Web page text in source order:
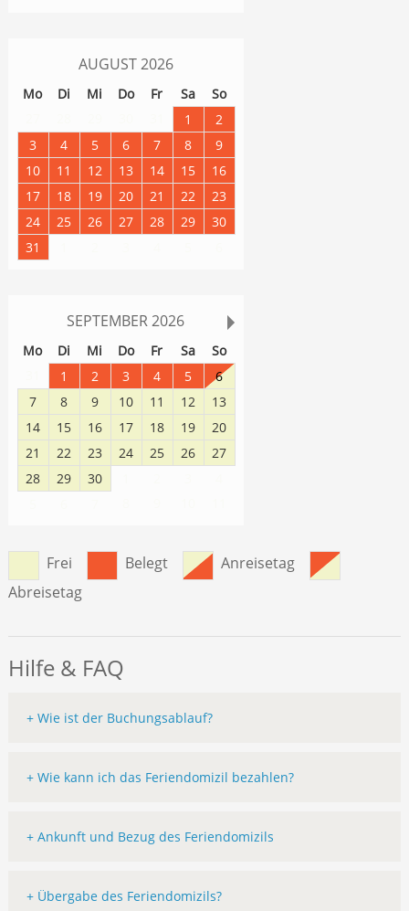
AUGUST2026
Mo Di Mi Do Fr Sa
So
1
2
3
4 5 6 7 8
9
10
11 12 13 14 15
16
17
18 19 20 21 22
23
24
25 26 27 28 29
30
31
SEPTEMBER 2026
Mo Di Mi Do Fr Sa
So
1 2 3 4 5
6
7
8 9 10 11 12
13
14
15 16 17 18 19
20
21
22 23 24 25 26
27
28
29 30
Frei Belegt
Anreisetag
Abreisetag
Hilfe & FAQ
+ Wie ist der Buchungsablauf?
+ Wie kann ich das Feriendomizil bezahlen?
+ Ankunft und Bezug des Feriendomizils
+ Übergabe des Feriendomizils?